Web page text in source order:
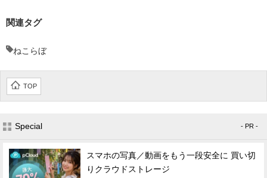
関連タグ
ねこらぼ
TOP
Special - PR -
スマホの写真／動画をもう一段安全に 買い切
りクラウドストレージ